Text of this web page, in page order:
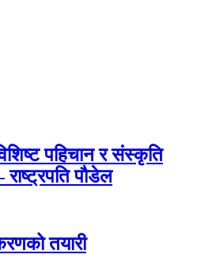
पहिचान र संस्कृति
राष्ट्रपति पौडेल
तयारी